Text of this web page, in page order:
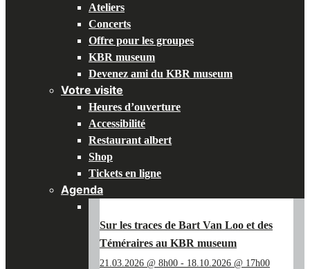
Ateliers
Concerts
Offre pour les groupes
KBR museum
Devenez ami du KBR museum
Votre visite
Heures d’ouverture
Accessibilité
Restaurant albert
Shop
Tickets en ligne
Agenda
Sur les traces de Bart Van Loo et des
Téméraires au KBR museum
21.03.2026 @ 8h00 - 18.10.2026 @ 17h00